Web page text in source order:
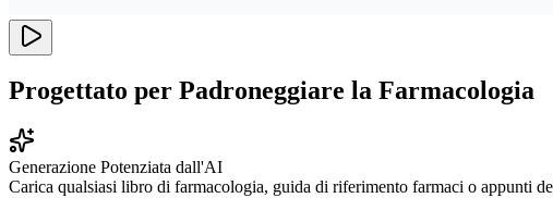
Progettato per Padroneggiare la Farmacologia
Generazione Potenziata dall'AI
Carica qualsiasi libro di farmacologia, guida di riferimento farmaci o appunti